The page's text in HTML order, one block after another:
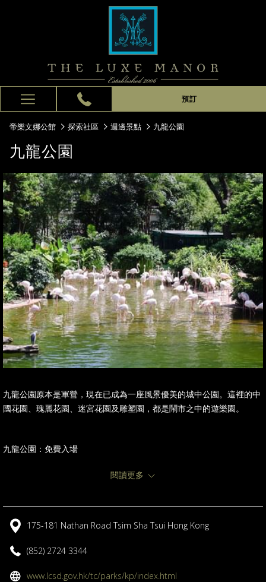
Hamburger
Menu
預訂
帝樂文娜公館 探索社區 週邊景點 九龍公園
九龍公園
九龍公園原本是軍營，現在已成為一座風景優美的城中公園。這裡的中
國花園、瑰麗花園、迷宮花園及雕塑園，都是鬧市之中的遊樂園。
九龍公園：免費入場
游泳池：星期一至五 - 每位港幣17元； 星期六、日及公眾假期 - 每位港
閱讀更多
175-181 Nathan Road Tsim Sha Tsui Hong Kong
(852) 2724 3344
www.lcsd.gov.hk/tc/parks/kp/index.html